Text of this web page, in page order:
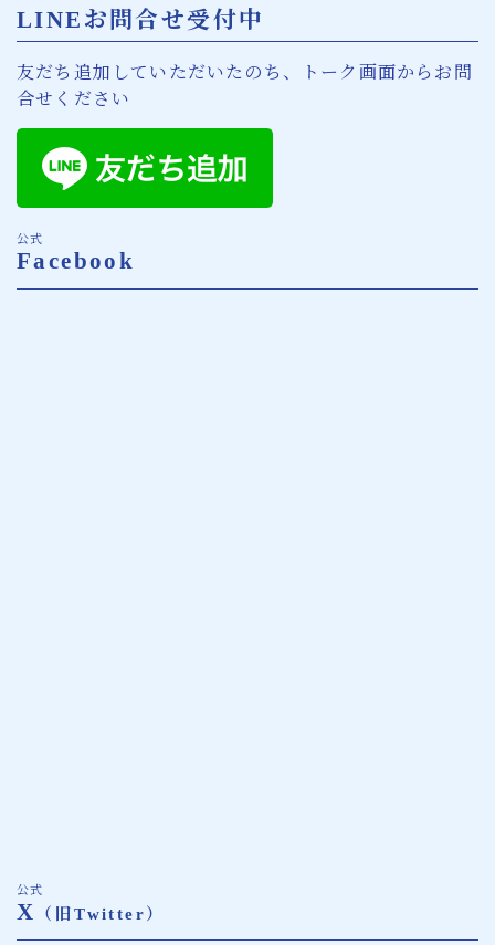
LINEお問合せ受付中
友だち追加していただいたのち、トーク画面からお問
合せください
公式
Facebook
公式
X （旧Twitter）